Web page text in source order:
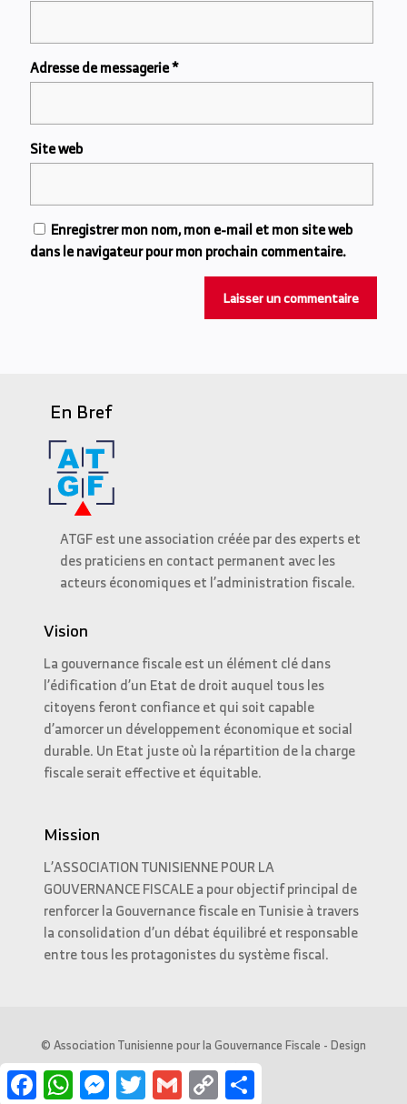
Adresse de messagerie*
Site web
Enregistrer mon nom, mon e-mail et mon site web
dans le navigateur pour mon prochain commentaire.
En Bref
ATGF est une association créée par des experts et
des praticiens en contact permanent avec les
acteurs économiques et l’administration fiscale.
Vision
La gouvernance fiscale est un élément clé dans
l’édification d’un Etat de droit auquel tous les
citoyens feront confiance et qui soit capable
d’amorcer un développement économique et social
durable. Un Etat juste où la répartition de la charge
fiscale serait effective et équitable.
Mission
L’ASSOCIATION TUNISIENNE POUR LA
GOUVERNANCE FISCALE a pour objectif principal de
renforcer la Gouvernance fiscale en Tunisie à travers
la consolidation d’un débat équilibré et responsable
entre tous les protagonistes du système fiscal.
© Association Tunisienne pour la Gouvernance Fiscale - Design
Spectra - Tunis
FacebookWhatsAppMessengerTwitter Gmail Copy
Link